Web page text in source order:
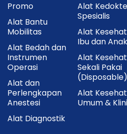
Promo
Alat Bantu
Mobilitas
Alat Bedah dan
Instrumen
Operasi
Alat dan
Perlengkapan
Anestesi
Alat Diagnostik
Alat
Spesialis
Alat
Ibu dan Anak
Alat
Sekali Pakai
(Disposable)
Alat
Umum &